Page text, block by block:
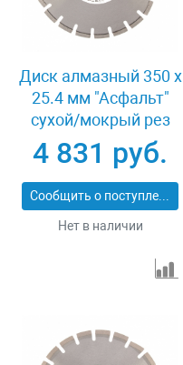
Диск алмазный 350 х
25.4 мм "Асфальт"
сухой/мокрый рез
Pro Matrix 731073
4 831 руб.
Сообщить о поступлении
Нет в наличии